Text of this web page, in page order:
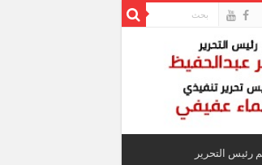
رئيس التحرير